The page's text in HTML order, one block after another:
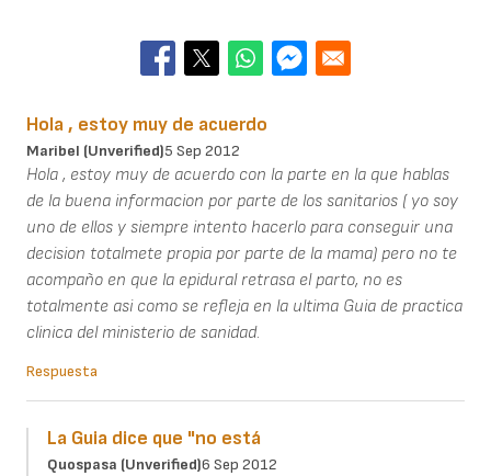
Hola , estoy muy de acuerdo
Maribel (unverified)5 Sep 2012
Hola , estoy muy de acuerdo con la parte en la que hablas
de la buena informacion por parte de los sanitarios ( yo soy
uno de ellos y siempre intento hacerlo para conseguir una
decision totalmete propia por parte de la mama) pero no te
acompaño en que la epidural retrasa el parto, no es
totalmente asi como se refleja en la ultima Guia de practica
clinica del ministerio de sanidad.
Respuesta
La Guia dice que "no está
Quospasa (unverified)6 Sep 2012